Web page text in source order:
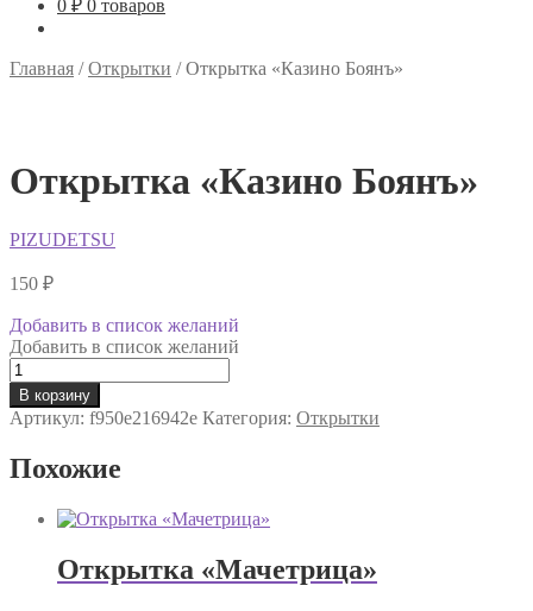
0 ₽ 0 товаров
Главная /Открытки /Открытка «Казино Боянъ»
Открытка «Казино Боянъ»
PIZUDETSU
150 ₽
Добавить в список желаний
Добавить в список желаний
Количество
товара
Открытка
"Казино
В корзину
Артикул: f950e216942e Категория: Открытки
Похожие
Открытка «Мачетрица»